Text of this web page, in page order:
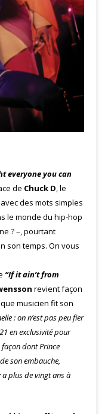
everyone you can
de Chuck D, le
des mots simples
le monde du hip-hop
? –, pourtant
son temps. On vous
“If it ain’t from
revient façon
musicien fit son
: on n’est pas peu fier
en exclusivité pour
dont Prince
son embauche,
plus de vingt ans à